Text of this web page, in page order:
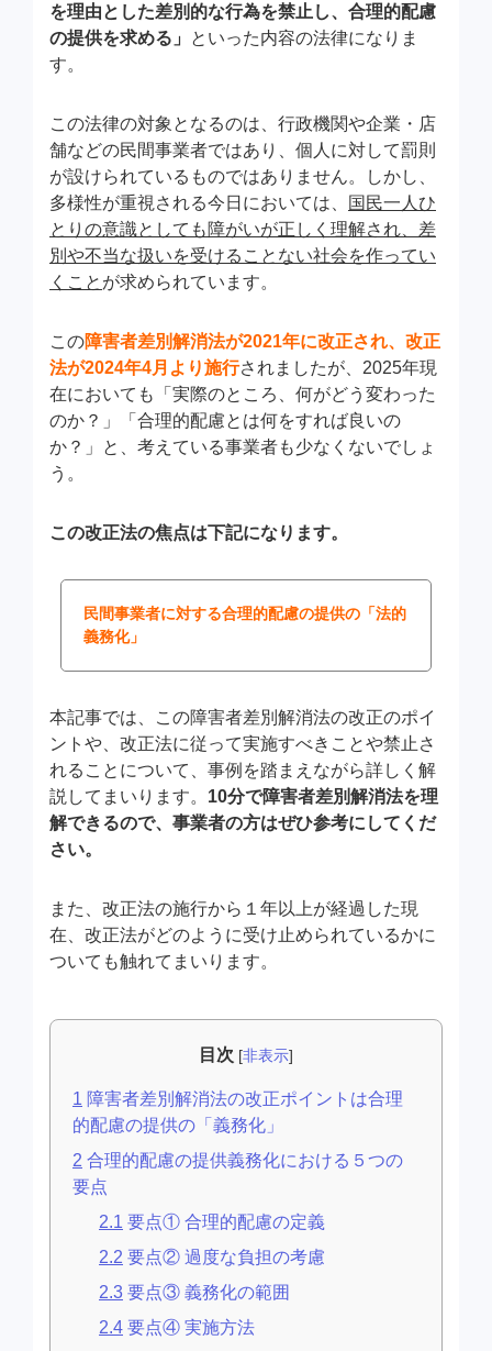
を理由とした差別的な行為を禁止し、合理的配慮
の提供を求める」
といった内容の法律になりま
す。
この法律の対象となるのは、行政機関や企業・店
舗などの民間事業者ではあり、個人に対して罰則
が設けられているものではありません。しかし、
多様性が重視される今日においては、
国民一人ひ
とりの意識としても障がいが正しく理解され、差
別や不当な扱いを受けることない社会を作ってい
くこと が求められています。
この障害者差別解消法が2021年に改正され、改正
法が2024年4月より施行されましたが、2025年現
在においても「実際のところ、何がどう変わった
のか？」「合理的配慮とは何をすれば良いの
か？」と、考えている事業者も少なくないでしょ
う。
この改正法の焦点は下記になります。
民間事業者に対する合理的配慮の提供の「法的
義務化」
本記事では、この障害者差別解消法の改正のポイ
ントや、改正法に従って実施すべきことや禁止さ
れることについて、事例を踏まえながら詳しく解
説してまいります。 10分で障害者差別解消法を理
解できるので、事業者の方はぜひ参考にしてくだ
さい。
また、改正法の施行から１年以上が経過した現
在、改正法がどのように受け止められているかに
ついても触れてまいります。
目次 [非表示]
1 障害者差別解消法の改正ポイントは合理
的配慮の提供の「義務化」
2 合理的配慮の提供義務化における５つの
要点
2.1 要点① 合理的配慮の定義
2.2 要点② 過度な負担の考慮
2.3 要点③ 義務化の範囲
2.4 要点④ 実施方法